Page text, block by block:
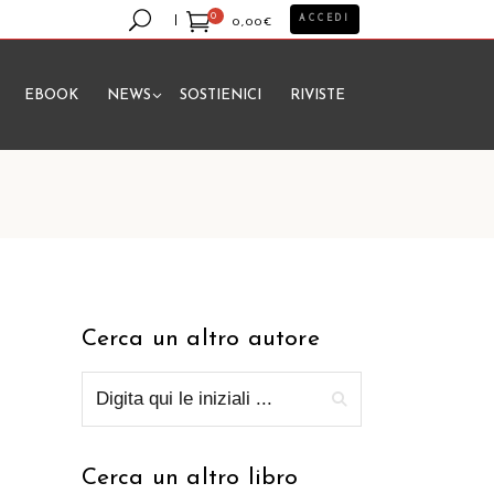
0
0,00€
prodotto nel carrello.
ACCEDI
EBOOK NEWS SOSTIENICI RIVISTE
Cerca un altro autore
Cerca un altro libro